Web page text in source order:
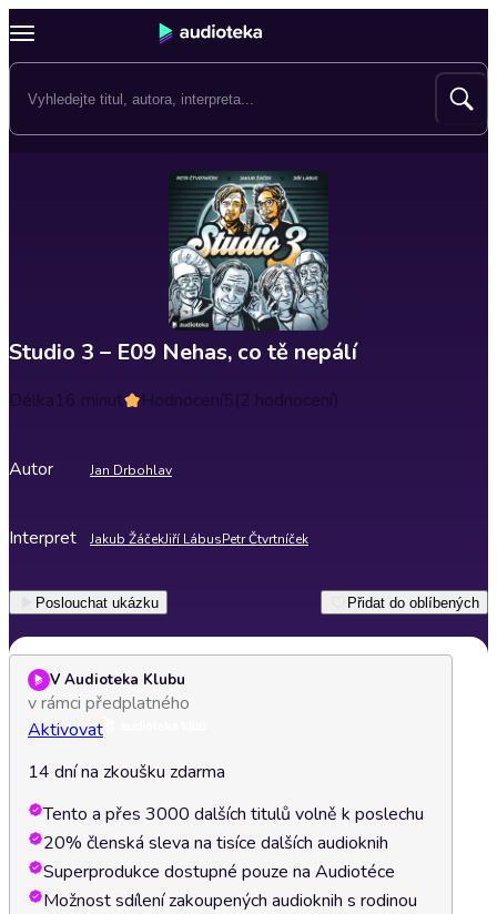
Studio 3 – E09 Nehas, co tě nepálí
Délka16 minut Hodnocení5(2 hodnocení)
Autor Jan Drbohlav
Interpret Jakub ŽáčekJiří LábusPetr Čtvrtníček
Poslouchat ukázku Přidat do oblíbených
V Audioteka Klubu
v rámci předplatného
Aktivovat
14 dní na zkoušku zdarma
Tento a přes 3000 dalších titulů volně k poslechu
20% členská sleva na tisíce dalších audioknih
Superprodukce dostupné pouze na Audiotéce
Možnost sdílení zakoupených audioknih s rodinou